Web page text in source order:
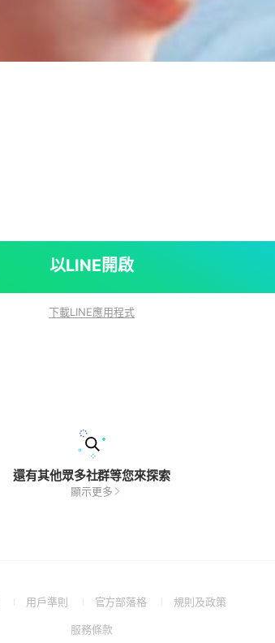
以LINE開啟
下載LINE應用程式
還有其他眾多社群等您來探索
顯示更多
(Open用戶準則
(Open
a
官方部落格
(Open規則及政策(Open
服務條款(Open